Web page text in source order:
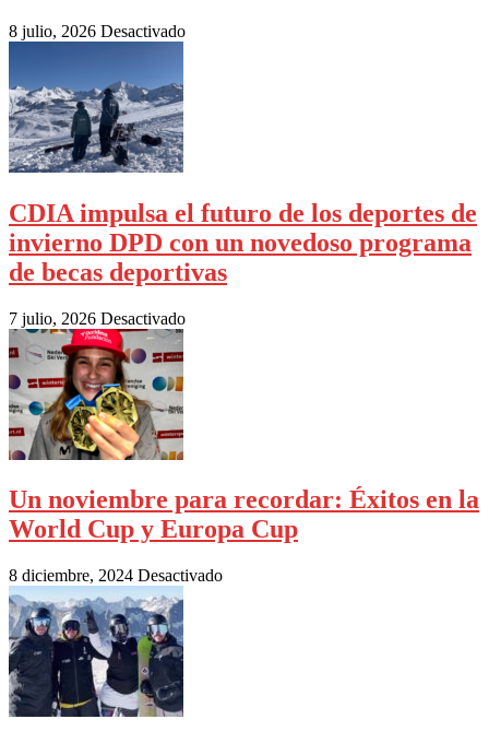
8 julio, 2026 Desactivado
CDIA impulsa el futuro de los deportes de
invierno DPD con un novedoso programa
de becas deportivas
7 julio, 2026 Desactivado
Un noviembre para recordar: Éxitos en la
World Cup y Europa Cup
8 diciembre, 2024 Desactivado